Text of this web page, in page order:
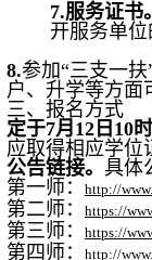
7.服务证书。
开服务单
8.参加“三支一
户、升学等方面
三、报名方式
定于7月12日10
应取得相应学位
公告链接。 具体
第一师：
http://
第二师： https://
第三师： https://
第四师： http://